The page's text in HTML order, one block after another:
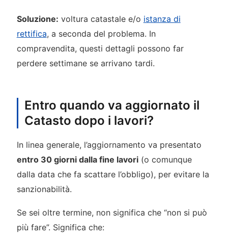
Soluzione: voltura catastale e/o istanza di
rettifica, a seconda del problema. In
compravendita, questi dettagli possono far
perdere settimane se arrivano tardi.
Entro quando va aggiornato il
Catasto dopo i lavori?
In linea generale, l’aggiornamento va presentato
entro 30 giorni dalla fine lavori(o comunque
dalla data che fa scattare l’obbligo), per evitare la
sanzionabilità.
Se sei oltre termine, non significa che “non si può
più fare”. Significa che: